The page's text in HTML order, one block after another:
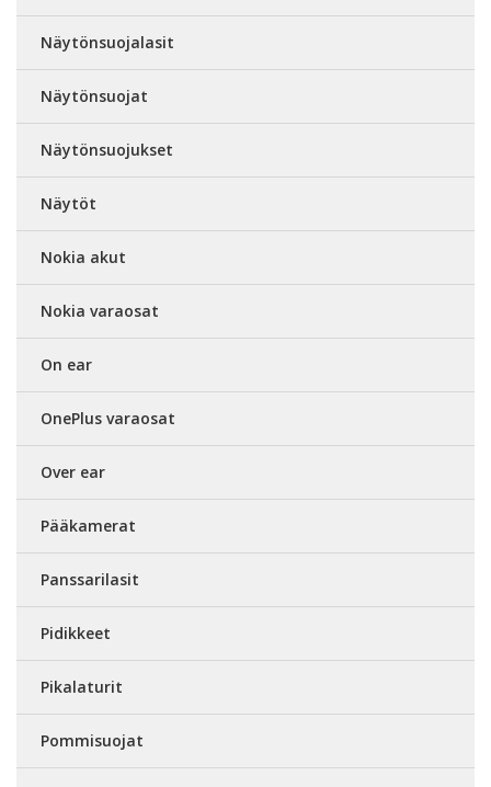
Näytönsuojalasit
Näytönsuojat
Näytönsuojukset
Näytöt
Nokia akut
Nokia varaosat
On ear
OnePlus varaosat
Over ear
Pääkamerat
Panssarilasit
Pidikkeet
Pikalaturit
Pommisuojat